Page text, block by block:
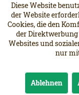
Diese Website
der Website
Cookies, die den
der
Websites und
nur
Ablehnen